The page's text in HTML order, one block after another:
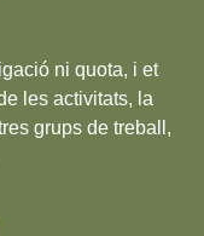
ni quota, i et
les activitats, la
grups de treball,